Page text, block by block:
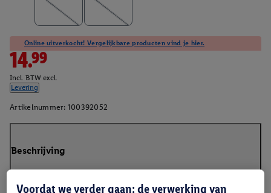
Online uitverkocht! Vergelijkbare producten vind je hier.
14.99
Incl. BTW excl.
Levering
Artikelnummer: 100392052
Beschrijving
Voordat we verder gaan: de verwerking van